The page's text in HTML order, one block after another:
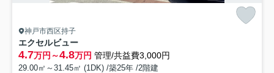
神戸市西区持子
エクセルビュー
4.7万円～4.8万円 管理/共益費3,000円
29.00㎡～31.45㎡ (1DK) /築25年 /2階建